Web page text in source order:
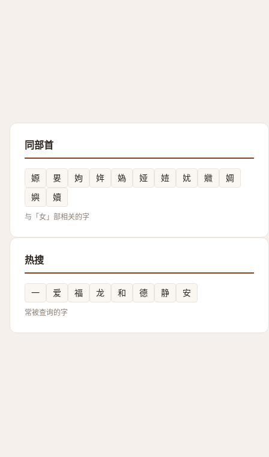
同部首
嫄 㚻 姁 姩 媯 娅 㛸 㚭 㜫
婤
嬩
嬻
与「女」部相关的字
热搜
一 爱 福 龙 和 德 静 安
常被查询的字